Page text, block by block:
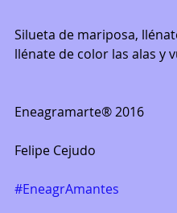
Silueta de mariposa,
llénate de color las alas y
Eneagramarte® 2016
Felipe Cejudo
#EneagrAmantes